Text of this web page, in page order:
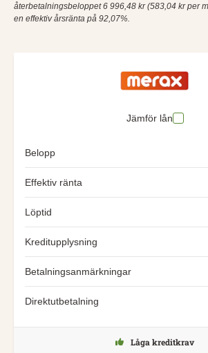
återbetalningsbeloppet 6 996,48 kr (583,04 kr per
en effektiv årsränta på 92,07%.
Jämför lån
Belopp
Effektiv ränta
Löptid
Kreditupplysning
Betalningsanmärkningar
Direktutbetalning
Låga kreditkrav